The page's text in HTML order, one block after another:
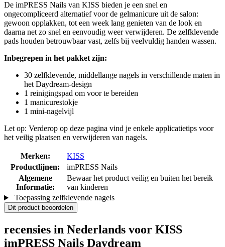
De imPRESS Nails van KISS bieden je een snel en
ongecompliceerd alternatief voor de gelmanicure uit de salon:
gewoon opplakken, tot een week lang genieten van de look en
daarna net zo snel en eenvoudig weer verwijderen. De zelfklevende
pads houden betrouwbaar vast, zelfs bij veelvuldig handen wassen.
Inbegrepen in het pakket zijn:
30 zelfklevende, middellange nagels in verschillende maten in
het Daydream-design
1 reinigingspad om voor te bereiden
1 manicurestokje
1 mini-nagelvijl
Let op: Verderop op deze pagina vind je enkele applicatietips voor
het veilig plaatsen en verwijderen van nagels.
Merken:
KISS
Productlijnen:
imPRESS Nails
Algemene
Informatie:
Bewaar het product veilig en buiten het bereik
van kinderen
Toepassing zelfklevende nagels
Dit product beoordelen
recensies in Nederlands voor KISS
imPRESS Nails Daydream